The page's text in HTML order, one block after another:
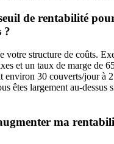
de rentabilité
?
votre structure de coûts.
et un taux de marge de
environ 30 couverts/jour à
êtes largement au-dessus
ma